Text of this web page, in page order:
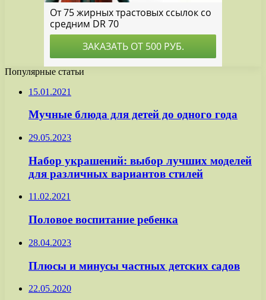
Популярные статьи
15.01.2021
Мучные блюда для детей до одного года
29.05.2023
Набор украшений: выбор лучших моделей
для различных вариантов стилей
11.02.2021
Половое воспитание ребенка
28.04.2023
Плюсы и минусы частных детских садов
22.05.2020